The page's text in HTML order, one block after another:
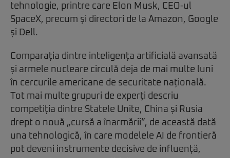
tehnologie, printre care Elon Musk, CEO-ul
SpaceX, precum și directori de la Amazon, Google
și Dell.
Comparația dintre inteligența artificială avansată
și armele nucleare circulă deja de mai multe luni
în cercurile americane de securitate națională.
Tot mai multe grupuri de experți descriu
competiția dintre Statele Unite, China și Rusia
drept o nouă „cursă a înarmării”, de această dată
una tehnologică, în care modelele AI de frontieră
pot deveni instrumente decisive de influență,